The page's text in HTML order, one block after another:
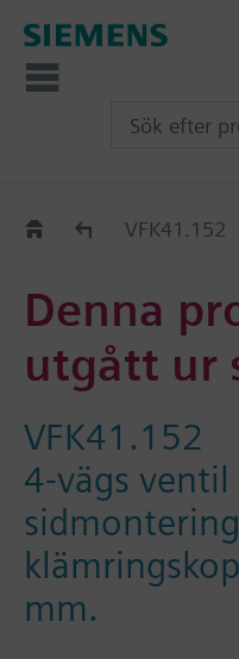
Old2NewVFK41.152
Denna
utgått ur
VFK41.152
4-vägs ventil
mm.